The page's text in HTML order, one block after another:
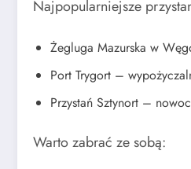
Najpopularniejsze
Żegluga Mazurska w
Port Trygort –
Przystań Sztynort –
Warto zabrać ze sobą: